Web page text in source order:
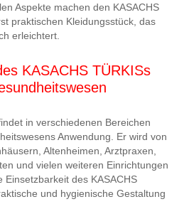
Aspekte machen den KASACHS
praktischen Kleidungsstück, das
erleichtert.
KASACHS TÜRKISs
in verschiedenen Bereichen
Anwendung. Er wird von
Altenheimen, Arztpraxen,
und vielen weiteren Einrichtungen
des KASACHS
und hygienische Gestaltung